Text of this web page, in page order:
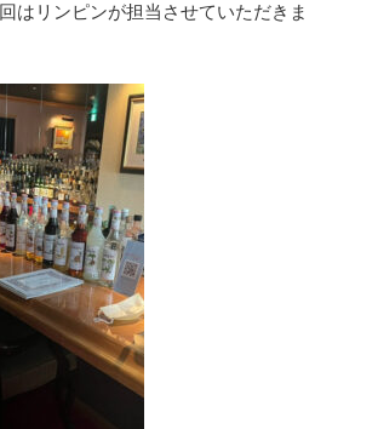
はリンピンが担当させていただきま